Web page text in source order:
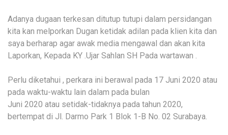
Adanya dugaan terkesan ditutup tutupi dalam persidangan
kita kan melporkan Dugan ketidak adilan pada klien kita dan
saya berharap agar awak media mengawal dan akan kita
Laporkan, Kepada KY .Ujar Sahlan SH Pada wartawan .
Perlu diketahui , perkara ini berawal pada 17 Juni 2020 atau
pada waktu-waktu lain dalam pada bulan
Juni 2020 atau setidak-tidaknya pada tahun 2020,
bertempat di Jl. Darmo Park 1 Blok 1-B No. 02 Surabaya.